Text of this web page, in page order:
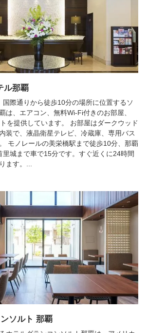
ル那覇
際通りから徒歩10分の場所に位置するソ
は、エアコン、無料Wi-Fi付きのお部屋、
を提供しています。 お部屋はダークウッド
装で、液晶衛星テレビ、冷蔵庫、専用バス
モノレールの美栄橋駅まで徒歩10分、那覇
里城まで車で15分です。すぐ近くに24時間
ます。...
ソルト 那覇